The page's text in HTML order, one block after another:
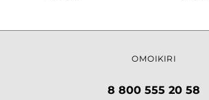
OMOIKIRI
8 800 555 20 58